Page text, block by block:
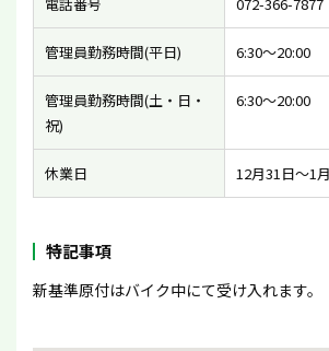
管理員勤務時間(平日) 6:30〜20:00
管理員勤務時間(土・日・
祝)
6:30〜20:00
休業日 12月31日〜1
特記事項
新基準原付はバイク中にて受け入れます。